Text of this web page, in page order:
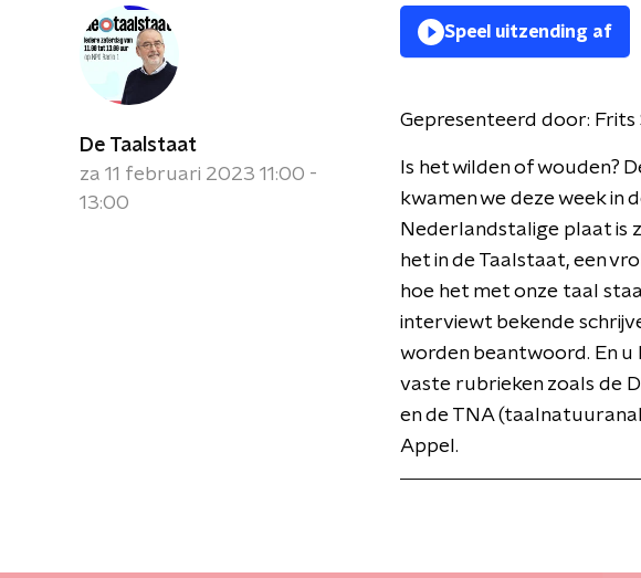
De Taalstaat
za 11 februari 2023 11:00 -
13:00
Speel uitzending af
Gepresenteerd door: Frits
Is het wilden of wouden?
kwamen we deze week in
Nederlandstalige plaat is
het in de Taalstaat, een
hoe het met onze taal
interviewt bekende
worden beantwoord. En
vaste rubrieken zoals de
en de TNA
Appel.